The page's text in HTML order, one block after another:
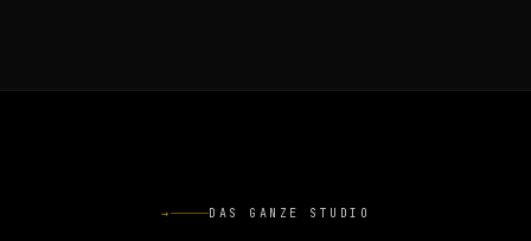
→ DAS GANZE STUDIO